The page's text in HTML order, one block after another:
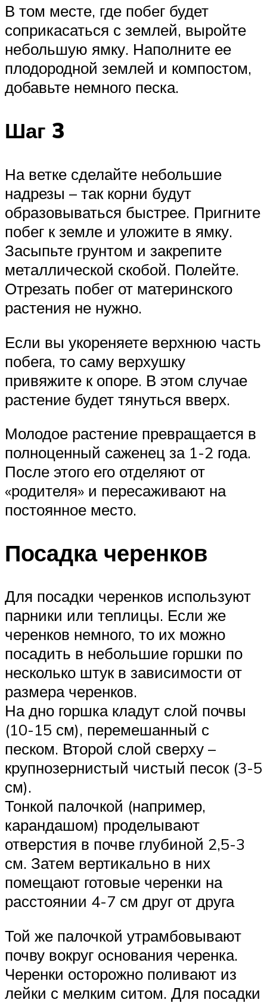
В том месте, где побег будет
соприкасаться с землей, выройте
небольшую ямку. Наполните ее
плодородной землей и компостом,
добавьте немного песка.
Шаг 3
На ветке сделайте небольшие
надрезы – так корни будут
образовываться быстрее. Пригните
побег к земле и уложите в ямку.
Засыпьте грунтом и закрепите
металлической скобой. Полейте.
Отрезать побег от материнского
растения не нужно.
Если вы укореняете верхнюю часть
побега, то саму верхушку
привяжите к опоре. В этом случае
растение будет тянуться вверх.
Молодое растение превращается в
полноценный саженец за 1-2 года.
После этого его отделяют от
«родителя» и пересаживают на
постоянное место.
Посадка черенков
Для посадки черенков используют
парники или теплицы. Если же
черенков немного, то их можно
посадить в небольшие горшки по
несколько штук в зависимости от
размера черенков.
На дно горшка кладут слой почвы
(10-15 см), перемешанный с
песком. Второй слой сверху –
крупнозернистый чистый песок (3-5
см).
Тонкой палочкой (например,
карандашом) проделывают
отверстия в почве глубиной 2,5-3
см. Затем вертикально в них
помещают готовые черенки на
расстоянии 4-7 см друг от друга
Той же палочкой утрамбовывают
почву вокруг основания черенка.
Черенки осторожно поливают из
лейки с мелким ситом. Для посадки